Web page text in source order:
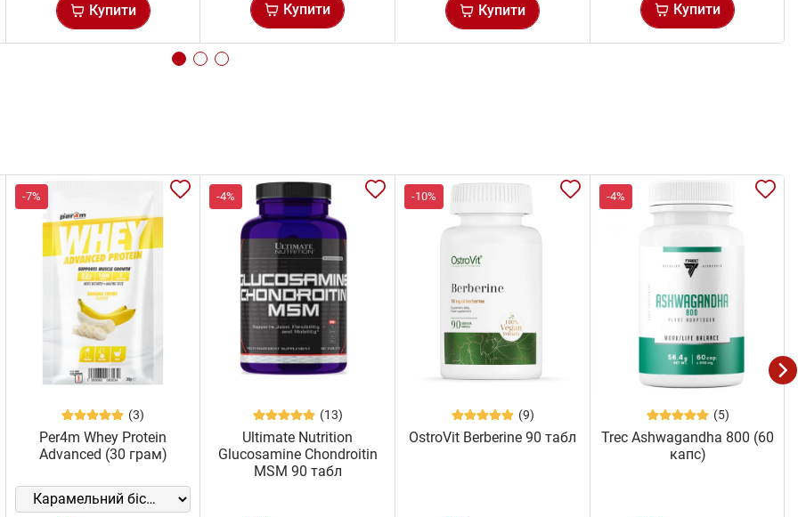
Купити
Купити
Купити
Купити
-7%
(3)
Per4m Whey Protein
Advanced (30 грам)
-4%
(13)
Ultimate Nutrition
Glucosamine Chondroitin
MSM 90 табл
-10%
(9)
OstroVit Berberine 90 табл
-4%
(5)
Trec Ashwagandha 800 (60
капс)